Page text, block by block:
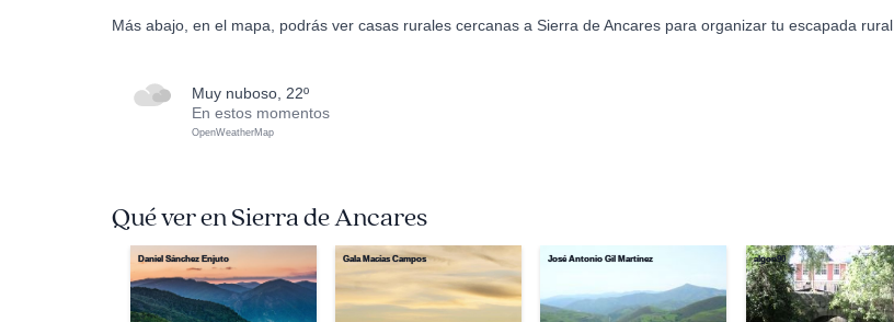
Más abajo, en el mapa, podrás ver casas rurales cercanas a Sierra de Ancares para organizar tu escapada rural.
muy nuboso, 22º
En estos momentos
OpenWeatherMap
Qué ver en Sierra de Ancares
Daniel Sánchez Enjuto Gala Macías Campos José Antonio Gil Martínez algon90